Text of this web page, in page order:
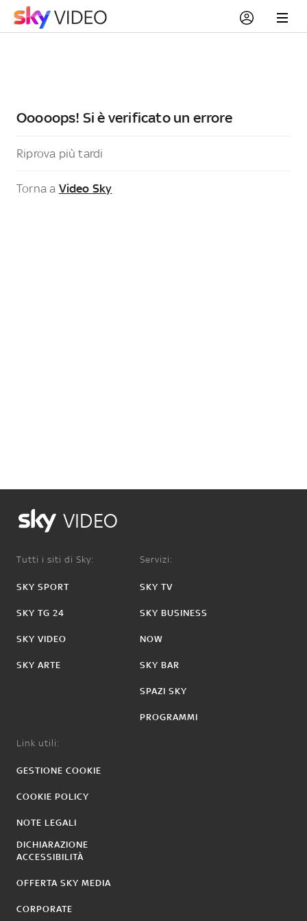
Ooooops! Si è verificato un errore
Riprova più tardi
Torna a Video Sky
VIDEO
Tutti i siti di Sky:
SKY SPORT
SKY TG 24
SKY VIDEO
SKY ARTE
Servizi:
SKY TV
SKY BUSINESS
NOW
SKY BAR
SPAZI SKY
PROGRAMMI
Link utili:
GESTIONE COOKIE
COOKIE POLICY
NOTE LEGALI
DICHIARAZIONE
ACCESSIBILITÀ
OFFERTA SKY MEDIA
CORPORATE